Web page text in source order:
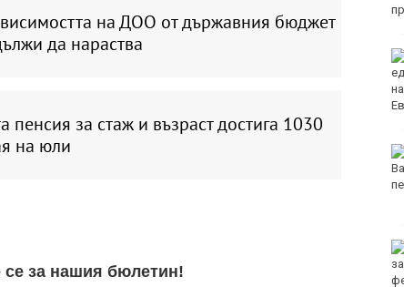
на ДОО от държавния бюджет
да нараства
пенсия за стаж и възраст достига 1030
на юли